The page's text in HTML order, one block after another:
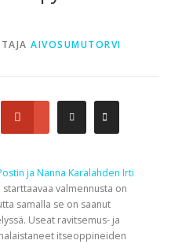
AIVOSUMUTORVI
ja Nanna Karalahden Irti
starttaavaa valmennusta on
samalla se on saanut
Useat ravitsemus- ja
itseoppineiden